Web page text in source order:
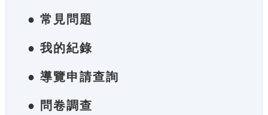
● 常見問題
● 我的紀錄
● 導覽申請查詢
● 問卷調查